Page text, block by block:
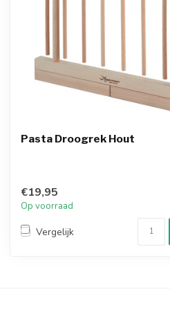
Pasta Droogrek Hout
€19,95
Op voorraad
Vergelijk